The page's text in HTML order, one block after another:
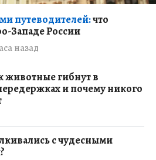
путеводителей:что
Западе России
назад
животные гибнут в
и почему никого
с чудесными